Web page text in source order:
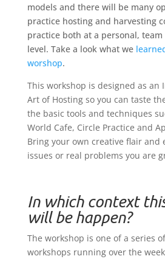
models and there will be many
practice hosting and harvesting
practice both at a personal,
level. Take a look what we
worshop.
This workshop is designed as an
Art of Hosting so you can taste
the basic tools and techniques
World Cafe, Circle Practice and
Bring your own creative flair and
issues or real problems you are
In which context
will be happen?
The workshop is one of a series
workshops running over the